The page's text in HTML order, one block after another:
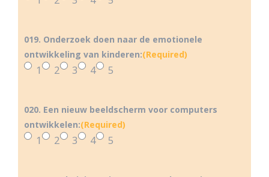
019. Onderzoek doen naar de emotionele
ontwikkeling van kinderen:(Required)
1 2 3 4 5
020. Een nieuw beeldscherm voor computers
ontwikkelen:(Required)
1 2 3 4 5